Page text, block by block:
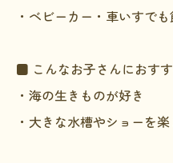
・ベビーカー・車いすで
■ こんなお子さんにおす
・海の生きものが好き
・大きな水槽やショーを